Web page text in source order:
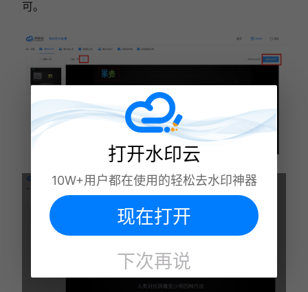
可。
打开水印云
10W+用户都在使用的轻松去水印神器
现在打开
下次再说